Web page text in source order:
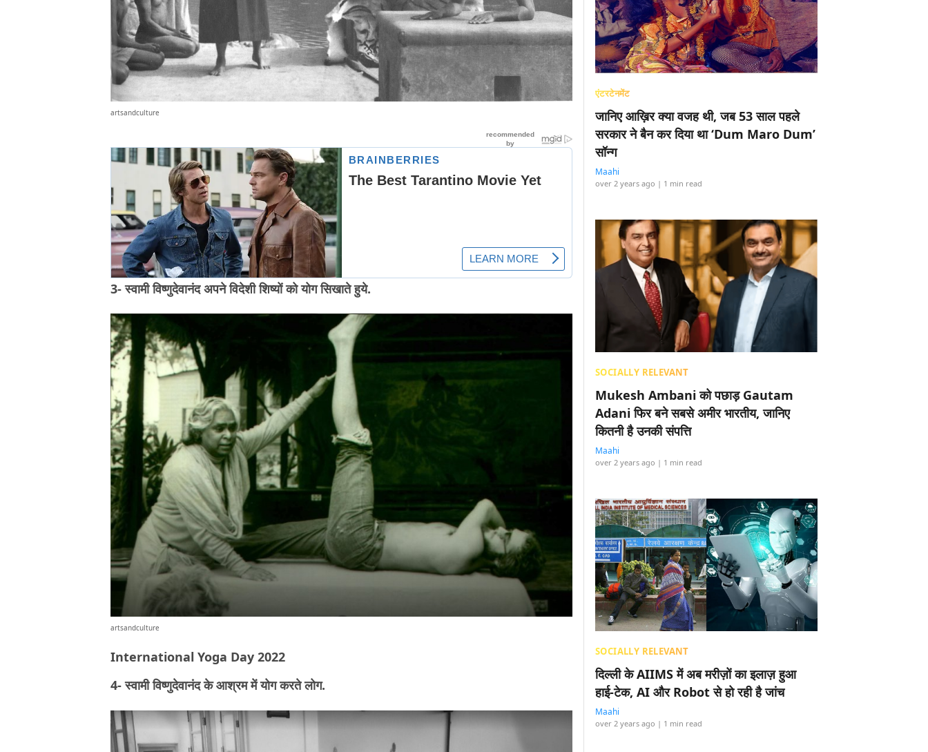
artsandculture
3- स्वामी विष्णुदेवानंद अपने विदेशी शिष्यों को योग सिखाते हुये.
artsandculture
International Yoga Day 2022
4- स्वामी विष्णुदेवानंद के आश्रम में योग करते लोग.
एंटरटेनमेंट
जानिए आख़िर क्या वजह थी, जब 53 साल पहले
सरकार ने बैन कर दिया था ‘Dum Maro Dum’
सॉन्ग
Maahi
over 2 years ago | 1 min read
SOCIALLY RELEVANT
Mukesh Ambani को पछाड़ Gautam
Adani फिर बने सबसे अमीर भारतीय, जानिए
कितनी है उनकी संपत्ति
Maahi
over 2 years ago | 1 min read
SOCIALLY RELEVANT
दिल्ली के AIIMS में अब मरीज़ों का इलाज़ हुआ
हाई-टेक, AI और Robot से हो रही है जांच
Maahi
over 2 years ago | 1 min read